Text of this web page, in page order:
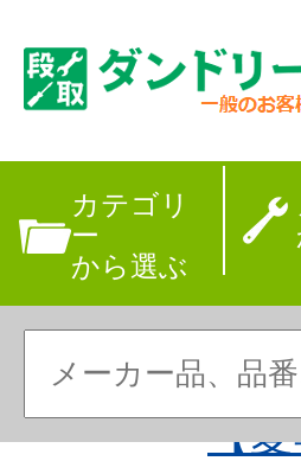
カテゴリ
ー
から選ぶ
【